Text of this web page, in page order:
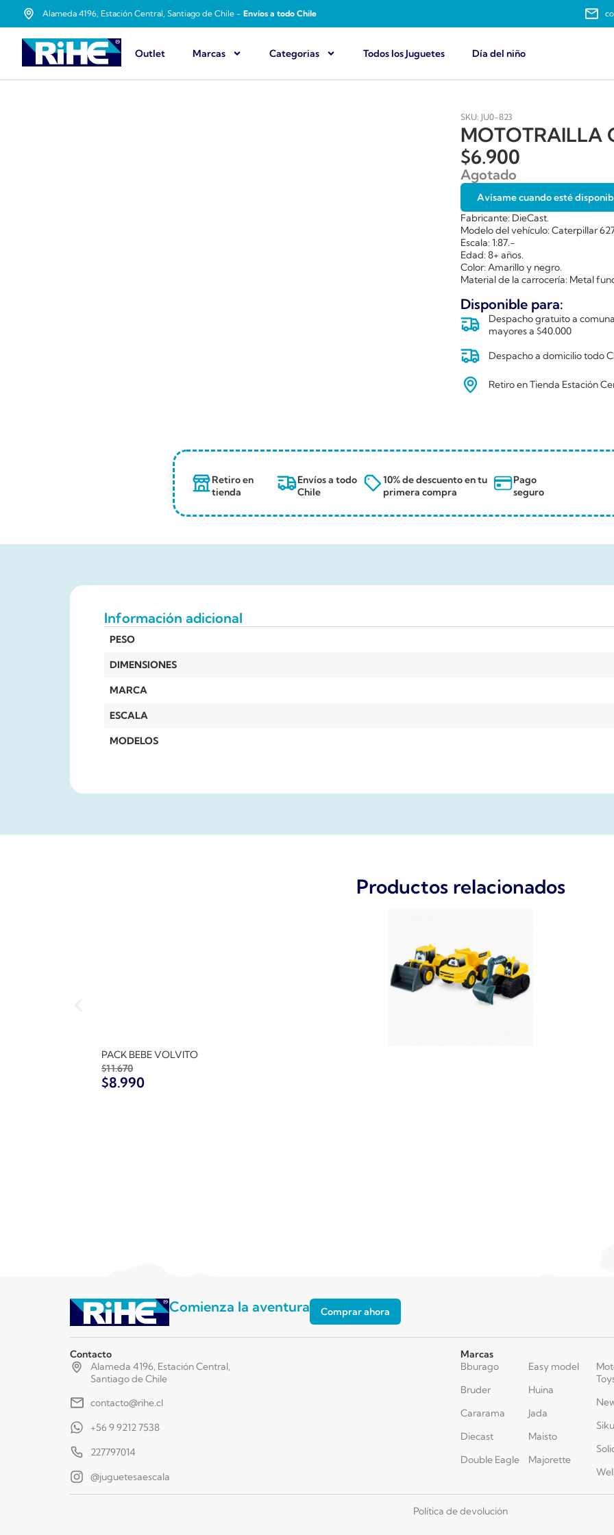
Alameda 4196, Estación Central, Santiago de Chile - Envíos a todo Chile
Outlet Marcas Categorias Todos los Juguetes Día del niño
SKU: JU0-823
MOTOTRAILLA
$6.900
Agotado
Avísame cuando esté
Fabricante: DieCast.
Modelo del vehículo: Caterpillar
Escala: 1:87.-
Edad: 8+ años.
Color: Amarillo y negro.
Material de la carrocería: Metal
Disponible para:
Despacho gratuito a
mayores a $40.000
Despacho a domicilio todo
Retiro en Tienda Estación
Retiro en
tienda
Envíos a todo
Chile
10% de descuento en tu
primera compra
Pago
seguro
Información adicional
PESO
DIMENSIONES
MARCA
ESCALA
MODELOS
Productos relacionados
PACK BEBE VOLVITO
$11.670
$8.990
Comienza la aventura Comprar ahora
Contacto
Alameda 4196, Estación Central,
Santiago de Chile
contacto@rihe.cl
+56 9 9212 7538
227797014
@juguetesaescala
Marcas
Bburago
Bruder
Cararama
Diecast
Double Eagle
Easy model
Huina
Jada
Maisto
Majorette
Siku
Política de devolución